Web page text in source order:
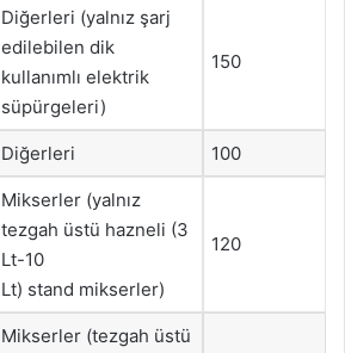
Diğerleri (yalnız şarj
edilebilen dik
kullanımlı elektrik
süpürgeleri)
150
Diğerleri 100
Mikserler (yalnız
tezgah üstü hazneli (3
Lt-10
Lt) stand mikserler)
120
Mikserler (tezgah üstü